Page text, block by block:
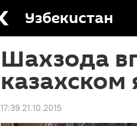
Узбекистан
Шахзода
казахском
17:39 21.10.2015